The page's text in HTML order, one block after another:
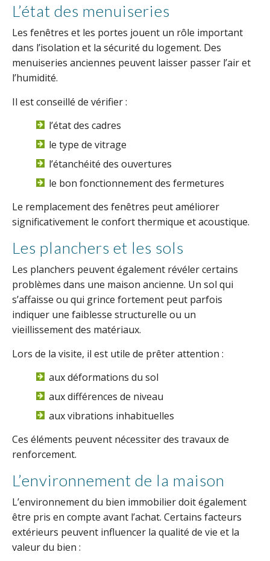
L’état des menuiseries
Les fenêtres et les portes jouent un rôle important
dans l’isolation et la sécurité du logement. Des
menuiseries anciennes peuvent laisser passer l’air et
l’humidité.
Il est conseillé de vérifier :
l’état des cadres
le type de vitrage
l’étanchéité des ouvertures
le bon fonctionnement des fermetures
Le remplacement des fenêtres peut améliorer
significativement le confort thermique et acoustique.
Les planchers et les sols
Les planchers peuvent également révéler certains
problèmes dans une maison ancienne. Un sol qui
s’affaisse ou qui grince fortement peut parfois
indiquer une faiblesse structurelle ou un
vieillissement des matériaux.
Lors de la visite, il est utile de prêter attention :
aux déformations du sol
aux différences de niveau
aux vibrations inhabituelles
Ces éléments peuvent nécessiter des travaux de
renforcement.
L’environnement de la maison
L’environnement du bien immobilier doit également
être pris en compte avant l’achat. Certains facteurs
extérieurs peuvent influencer la qualité de vie et la
valeur du bien :